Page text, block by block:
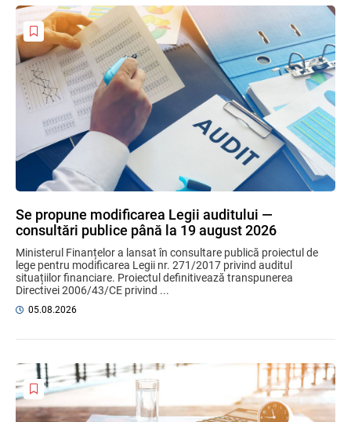
Se propune modificarea Legii auditului —
consultări publice până la 19 august 2026
Ministerul Finanțelor a lansat în consultare publică proiectul de
lege pentru modificarea Legii nr. 271/2017 privind auditul
situațiilor financiare. Proiectul definitivează transpunerea
Directivei 2006/43/CE privind ...
05.08.2026